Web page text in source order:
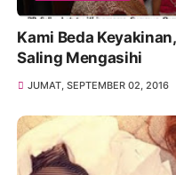
Kami Beda
Saling Mengasihi
JUMAT, SEPTEMBER 02, 2016